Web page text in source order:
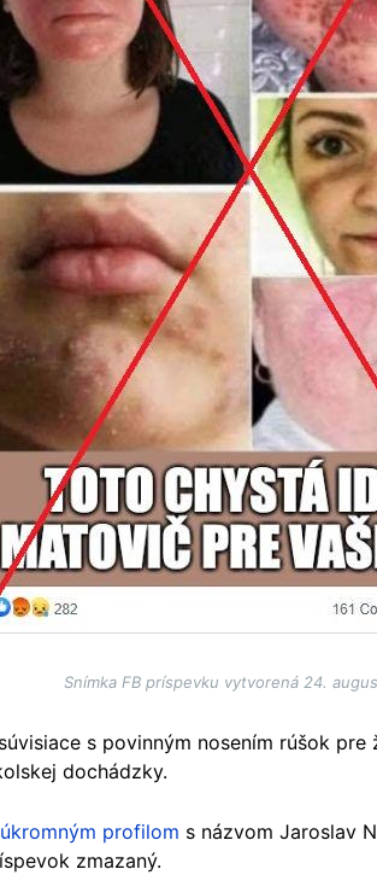
Snímka FB príspevku vytvorená 24.
súvisiace s povinným nosením rúšok
dochádzky.
profilom s názvom Jaroslav
zmazaný.